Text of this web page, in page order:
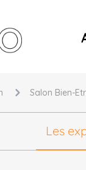
Salon Bien-
Les